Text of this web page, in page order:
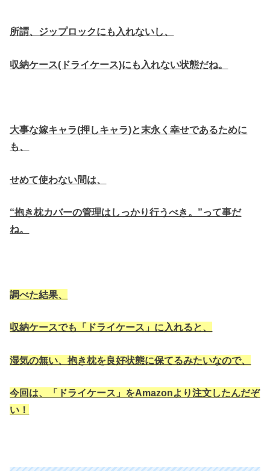
所謂、ジップロックにも入れないし、
収納ケース(ドライケース)にも入れない状態だね。
大事な嫁キャラ(押しキャラ)と末永く幸せであるために
も、
せめて使わない間は、
“抱き枕カバーの管理はしっかり行うべき。”って事だ
ね。
調べた結果、
収納ケースでも「ドライケース」に入れると、
湿気の無い、抱き枕を良好状態に保てるみたいなので、
今回は、「ドライケース」をAmazonより注文したんだぞ
い！